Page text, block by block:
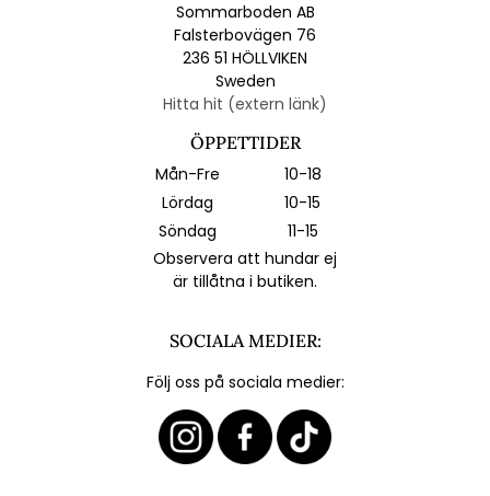
Sommarboden AB
Falsterbovägen 76
236 51 HÖLLVIKEN
Sweden
Hitta hit (extern länk)
ÖPPETTIDER
Mån-Fre
10-18
Lördag
10-15
Söndag
11-15
Observera att hundar ej
är tillåtna i butiken.
SOCIALA MEDIER:
Följ oss på sociala medier: